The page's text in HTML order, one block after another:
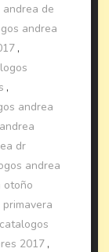
de
andrea
,
,
andrea
dr
andrea
otoño
catalogos
2017 ,